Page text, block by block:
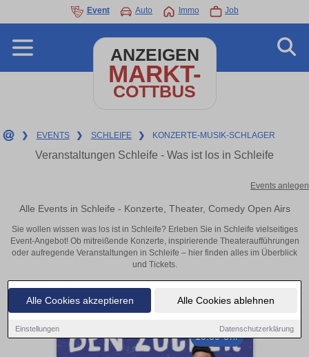
Alle Cookies akzeptieren Alle Cookies ablehnen
Einstellungen Datenschutzerklärung
Event Auto Immo Job
ANZEIGEN
MARKT-
COTTBUS
❯ EVENTS ❯ SCHLEIFE ❯ KONZERTE-MUSIK-SCHLAGER
Veranstaltungen Schleife - Was ist los in Schleife
Events anlegen
Alle Events in Schleife - Konzerte, Theater, Comedy Open Airs
Sie wollen wissen was los ist in Schleife? Erleben Sie in Schleife vielseitiges
Event-Angebot! Ob mitreißende Konzerte, inspirierende Theateraufführungen
oder aufregende Veranstaltungen in Schleife – hier finden alles im Überblick
und Tickets.
19:30 Uhr